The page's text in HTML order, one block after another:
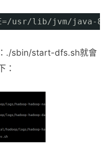
/usr/lib/jvm/java-8-
./sbin/start-dfs.sh就會
：